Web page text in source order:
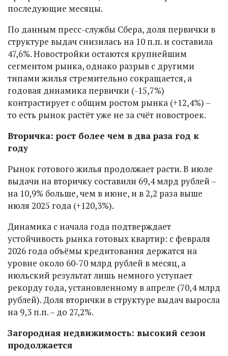
последующие месяцы.
По данным пресс-службы Сбера, доля первички в
структуре выдач снизилась на 10 п.п. и составила
47,6%. Новостройки остаются крупнейшим
сегментом рынка, однако разрыв с другими
типами жилья стремительно сокращается, а
годовая динамика первички (-15,7%)
контрастирует с общим ростом рынка (+12,4%) –
то есть рынок растёт уже не за счёт новостроек.
Вторичка: рост более чем в два раза год к
году
Рынок готового жилья продолжает расти. В июле
выдачи на вторичку составили 69,4 млрд рублей –
на 10,9% больше, чем в июне, и в 2,2 раза выше
июля 2025 года (+120,3%).
Динамика с начала года подтверждает
устойчивость рынка готовых квартир: с февраля
2026 года объёмы кредитования держатся на
уровне около 60-70 млрд рублей в месяц, а
июльский результат лишь немного уступает
рекорду года, установленному в апреле (70,4 млрд
рублей). Доля вторички в структуре выдач выросла
на 9,3 п.п. – до 27,2%.
Загородная недвижимость: высокий сезон
продолжается